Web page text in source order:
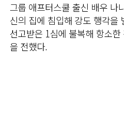
그룹 애프터스쿨 출신 배우 나
신의 집에 침입해 강도 행각을
선고받은 1심에 불복해 항소
을 전했다.